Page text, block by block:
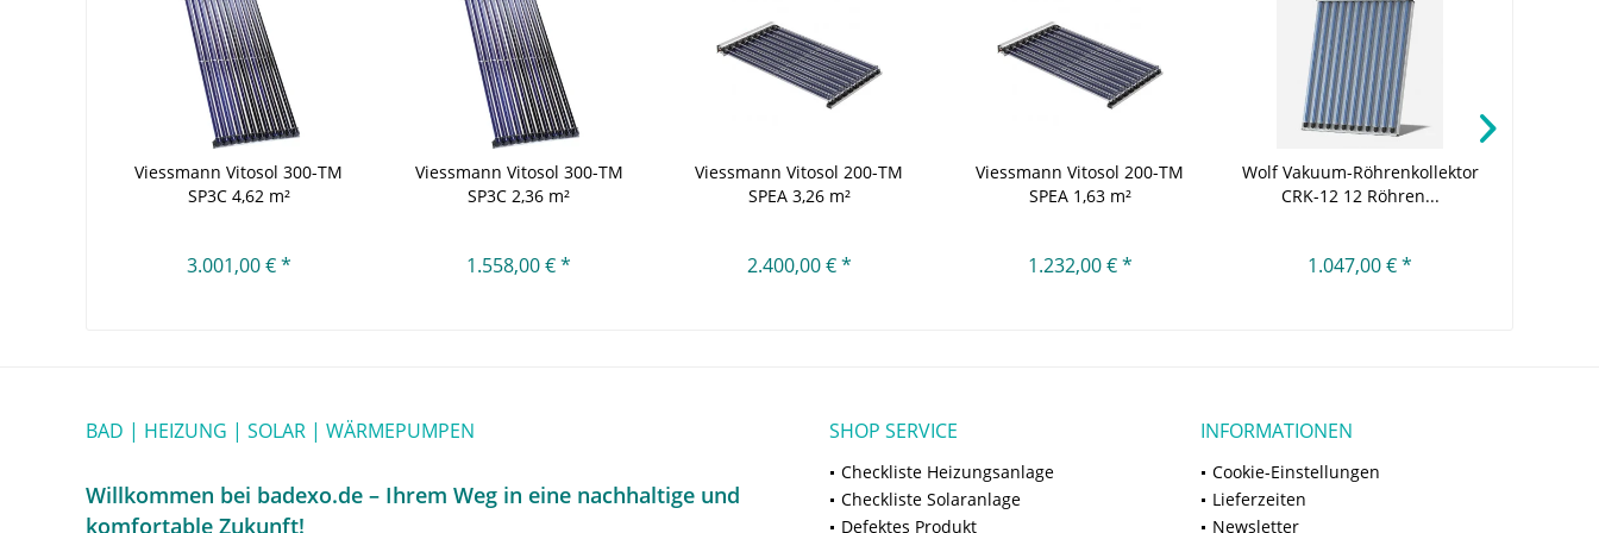
Viessmann Vitosol 300-TM
SP3C 4,62 m²
3.001,00 € *
Viessmann Vitosol 300-TM
SP3C 2,36 m²
1.558,00 € *
Viessmann Vitosol 200-TM
SPEA 3,26 m²
2.400,00 € *
Viessmann Vitosol 200-TM
SPEA 1,63 m²
1.232,00 € *
Wolf Vakuum-Röhrenkollektor
CRK-12 12 Röhren...
1.047,00 € *
BAD | HEIZUNG | SOLAR | WÄRMEPUMPEN
Willkommen bei badexo.de – Ihrem Weg in eine nachhaltige und
komfortable Zukunft!
SHOP SERVICE
Checkliste Heizungsanlage
Checkliste Solaranlage
Defektes Produkt
INFORMATIONEN
Cookie-Einstellungen
Lieferzeiten
Newsletter